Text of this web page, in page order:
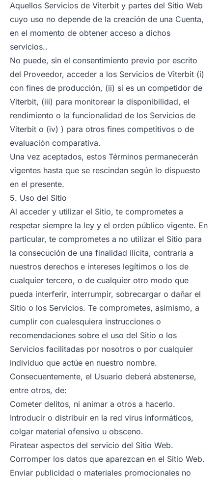
Aquellos Servicios de Viterbit y partes del Sitio Web
cuyo uso no depende de la creación de una Cuenta,
en el momento de obtener acceso a dichos
servicios..
No puede, sin el consentimiento previo por escrito
del Proveedor, acceder a los Servicios de Viterbit (i)
con fines de producción, (ii) si es un competidor de
Viterbit, (iii) para monitorear la disponibilidad, el
rendimiento o la funcionalidad de los Servicios de
Viterbit o (iv) ) para otros fines competitivos o de
evaluación comparativa.
Una vez aceptados, estos Términos permanecerán
vigentes hasta que se rescindan según lo dispuesto
en el presente.
5. Uso del Sitio
Al acceder y utilizar el Sitio, te comprometes a
respetar siempre la ley y el orden público vigente. En
particular, te comprometes a no utilizar el Sitio para
la consecución de una finalidad ilícita, contraria a
nuestros derechos e intereses legítimos o los de
cualquier tercero, o de cualquier otro modo que
pueda interferir, interrumpir, sobrecargar o dañar el
Sitio o los Servicios. Te comprometes, asimismo, a
cumplir con cualesquiera instrucciones o
recomendaciones sobre el uso del Sitio o los
Servicios facilitadas por nosotros o por cualquier
individuo que actúe en nuestro nombre.
Consecuentemente, el Usuario deberá abstenerse,
entre otros, de:
Cometer delitos, ni animar a otros a hacerlo.
Introducir o distribuir en la red virus informáticos,
colgar material ofensivo u obsceno.
Piratear aspectos del servicio del Sitio Web.
Corromper los datos que aparezcan en el Sitio Web.
Enviar publicidad o materiales promocionales no